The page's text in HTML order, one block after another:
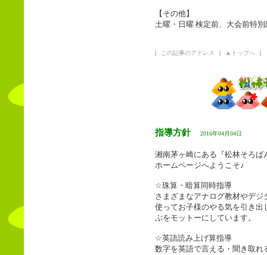
【その他】
土曜・日曜 検定前、大会前特
| この記事のアドレス | ▲トップへ |
指導方針 2016年04月04日
湘南茅ヶ崎にある『松林そろば
ホームページへようこそ♪
☆珠算・暗算同時指導
さまざまなアナログ教材やデジ
使ってお子様のやる気を引き出
ぶをモットーにしています。
☆英語読み上げ算指導
数字を英語で言える・聞き取